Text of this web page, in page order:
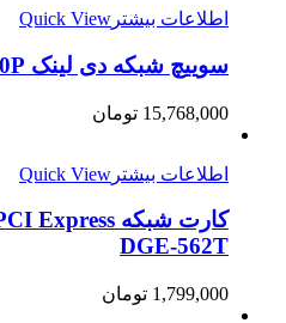
اطلاعات بیشتر Quick View
سوییچ شبکه دی لینک DGS-1210-10P
15,768,000 تومان
اطلاعات بیشتر Quick View
DGE-562T
1,799,000 تومان